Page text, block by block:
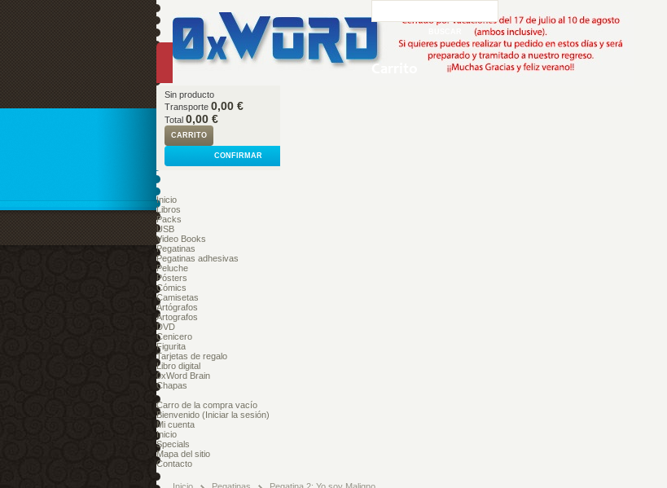
Carrito
Sin producto
Transporte 0,00 €
Total 0,00 €
CARRITO
CONFIRMAR
Inicio
Libros
Packs
USB
Video Books
Pegatinas
Pegatinas adhesivas
Peluche
Pósters
Cómics
Camisetas
Artógrafos
Artografos
DVD
Cenicero
Figurita
Tarjetas de regalo
Libro digital
0xWord Brain
Chapas
Carro de la compra vacío
Bienvenido (Iniciar la sesión)
Mi cuenta
Inicio
Specials
Mapa del sitio
Contacto